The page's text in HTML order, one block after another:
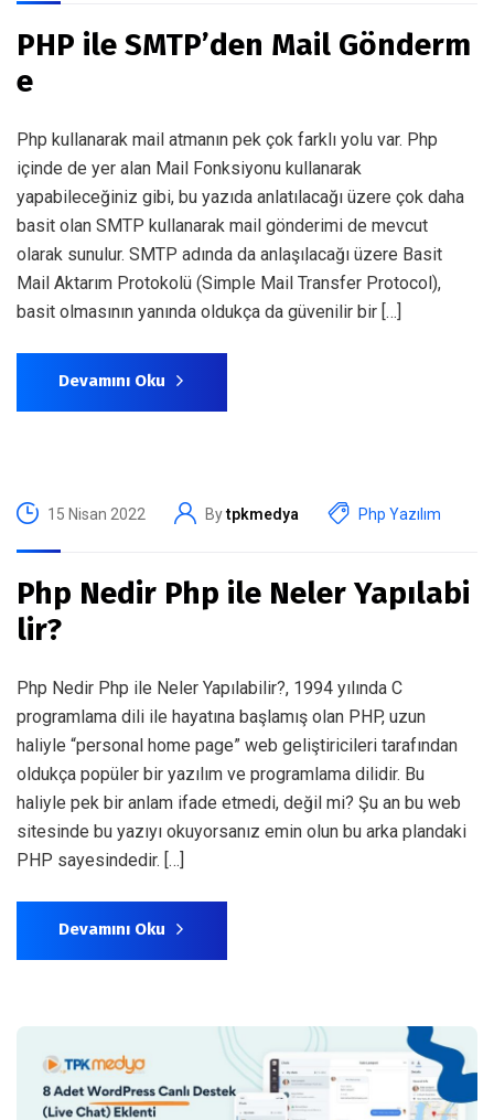
PHP ile SMTP’den Mail Gönderm
e
Php kullanarak mail atmanın pek çok farklı yolu var. Php
içinde de yer alan Mail Fonksiyonu kullanarak
yapabileceğiniz gibi, bu yazıda anlatılacağı üzere çok daha
basit olan SMTP kullanarak mail gönderimi de mevcut
olarak sunulur. SMTP adında da anlaşılacağı üzere Basit
Mail Aktarım Protokolü (Simple Mail Transfer Protocol),
basit olmasının yanında oldukça da güvenilir bir […]
Devamını Oku
15 Nisan 2022 Bytpkmedya Php Yazılım
Php Nedir Php ile Neler Yapılabi
lir?
Php Nedir Php ile Neler Yapılabilir?, 1994 yılında C
programlama dili ile hayatına başlamış olan PHP, uzun
haliyle “personal home page” web geliştiricileri tarafından
oldukça popüler bir yazılım ve programlama dilidir. Bu
haliyle pek bir anlam ifade etmedi, değil mi? Şu an bu web
sitesinde bu yazıyı okuyorsanız emin olun bu arka plandaki
PHP sayesindedir. […]
Devamını Oku